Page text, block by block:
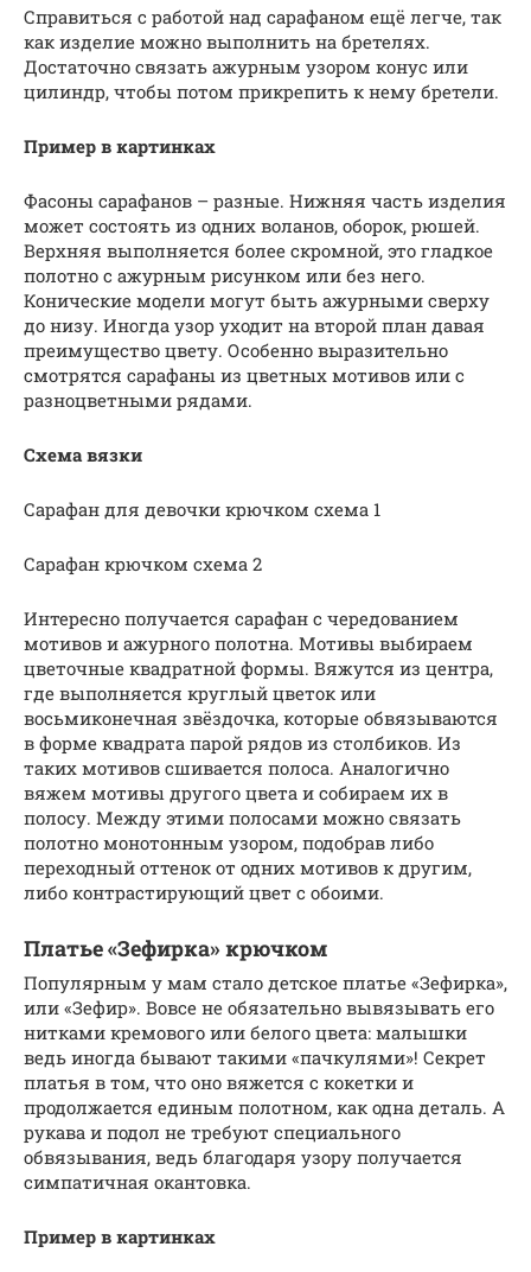
Справиться с работой над сарафаном ещё легче, так
как изделие можно выполнить на бретелях.
Достаточно связать ажурным узором конус или
цилиндр, чтобы потом прикрепить к нему бретели.
Пример в картинках
Фасоны сарафанов – разные. Нижняя часть изделия
может состоять из одних воланов, оборок, рюшей.
Верхняя выполняется более скромной, это гладкое
полотно с ажурным рисунком или без него.
Конические модели могут быть ажурными сверху
до низу. Иногда узор уходит на второй план давая
преимущество цвету. Особенно выразительно
смотрятся сарафаны из цветных мотивов или с
разноцветными рядами.
Схема вязки
Сарафан для девочки крючком схема 1
Сарафан крючком схема 2
Интересно получается сарафан с чередованием
мотивов и ажурного полотна. Мотивы выбираем
цветочные квадратной формы. Вяжутся из центра,
где выполняется круглый цветок или
восьмиконечная звёздочка, которые обвязываются
в форме квадрата парой рядов из столбиков. Из
таких мотивов сшивается полоса. Аналогично
вяжем мотивы другого цвета и собираем их в
полосу. Между этими полосами можно связать
полотно монотонным узором, подобрав либо
переходный оттенок от одних мотивов к другим,
либо контрастирующий цвет с обоими.
Платье «Зефирка» крючком
Популярным у мам стало детское платье «Зефирка»,
или «Зефир». Вовсе не обязательно вывязывать его
нитками кремового или белого цвета: малышки
ведь иногда бывают такими «пачкулями»! Секрет
платья в том, что оно вяжется с кокетки и
продолжается единым полотном, как одна деталь. А
рукава и подол не требуют специального
обвязывания, ведь благодаря узору получается
симпатичная окантовка.
Пример в картинках